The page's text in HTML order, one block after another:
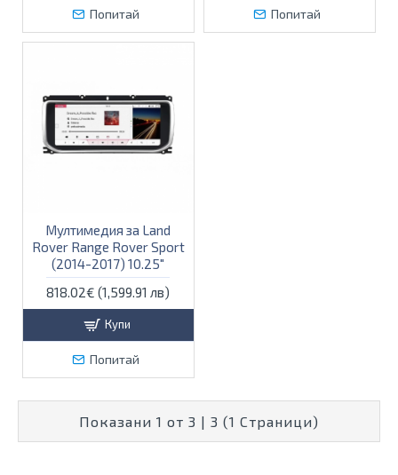
Попитай Попитай
Мултимедия за Land
Rover Range Rover Sport
(2014-2017) 10.25"
818.02€ (1,599.91 лв)
Купи
Попитай
Показани 1 от 3 | 3 (1 Страници)